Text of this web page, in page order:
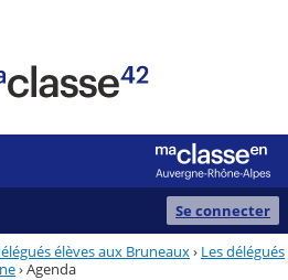
Se connecter
élèves aux Bruneaux› Les délégués
›Agenda